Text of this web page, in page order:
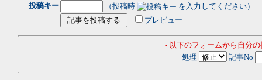
投稿キー
（投稿時
を入力してください）
プレビュー
- 以下のフォームから自分
処理
記事No